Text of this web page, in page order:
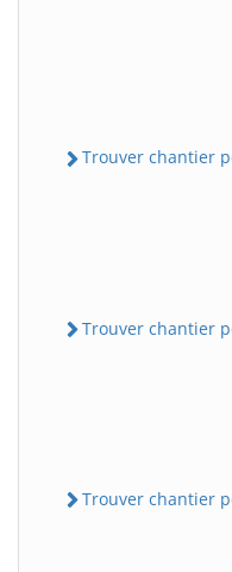
Trouver chantier
Trouver chantier
Trouver chantier